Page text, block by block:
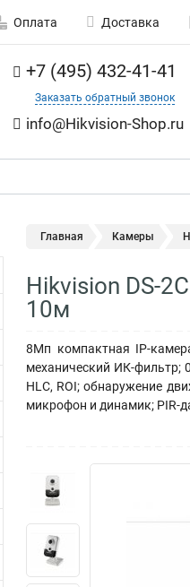
Оплата Доставка
+7 (495) 432-41-41
Заказать обратный звонок
info@Hikvision-Shop.ru
Главная Камеры
Hikvision DS-
10м
8Мп компактная IP-
механический ИК-фильтр;
HLC, ROI; обнаружение
микрофон и динамик; PIR-